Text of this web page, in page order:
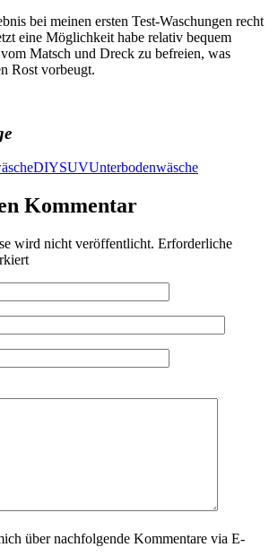
bei meinen ersten Test-Waschungen recht
eine Möglichkeit habe relativ bequem
Matsch und Dreck zu befreien, was
Rost vorbeugt.
DIYSUVUnterbodenwäsche
Kommentar
wird nicht veröffentlicht. Erforderliche
über nachfolgende Kommentare via E-